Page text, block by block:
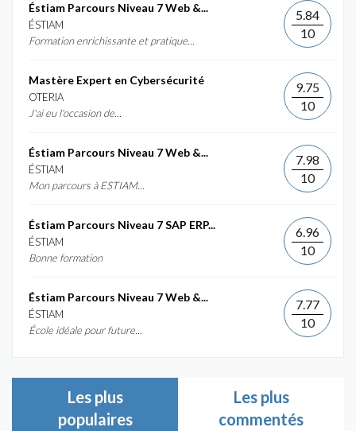
Éstiam Parcours Niveau 7 Web &...
ÉSTIAM
Formation enrichissante et pratique...
5.84
10
Mastère Expert en Cybersécurité
OTERIA
J'ai eu l'occasion de...
9.75
10
Éstiam Parcours Niveau 7 Web &...
ÉSTIAM
Mon parcours à ESTIAM...
7.98
10
Éstiam Parcours Niveau 7 SAP ERP...
ÉSTIAM
Bonne formation
6.96
10
Éstiam Parcours Niveau 7 Web &...
ÉSTIAM
École idéale pour future...
7.77
10
Les plus
populaires
Les plus
commentés